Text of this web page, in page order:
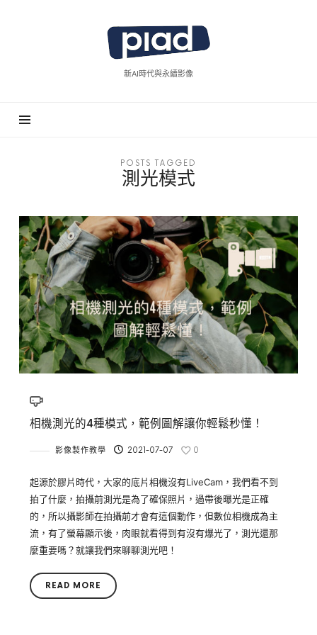
piad
拍
新AI時代與永續影像
POSTS TAGGED
測光模式
相機測光的4種模式，範例圖解讓你輕鬆秒懂！
影像製作教學 2021-07-07 0
起源於膠片時代，大家的底片相機沒有LiveCam，我們看不到
拍了什麼，拍攝前測光是為了確保照片，過帶後曝光是正確
的，所以攝影師在拍攝前才會有這個動作，但數位相機成為主
流，有了螢幕顯示後，肉眼就看得到有沒有爆光了，測光還那
麼重要嗎？就讓我們來聊聊測光吧！
READ MORE